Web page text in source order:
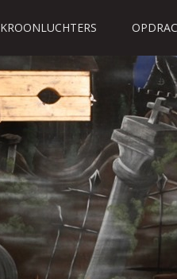
KROONLUCHTERS